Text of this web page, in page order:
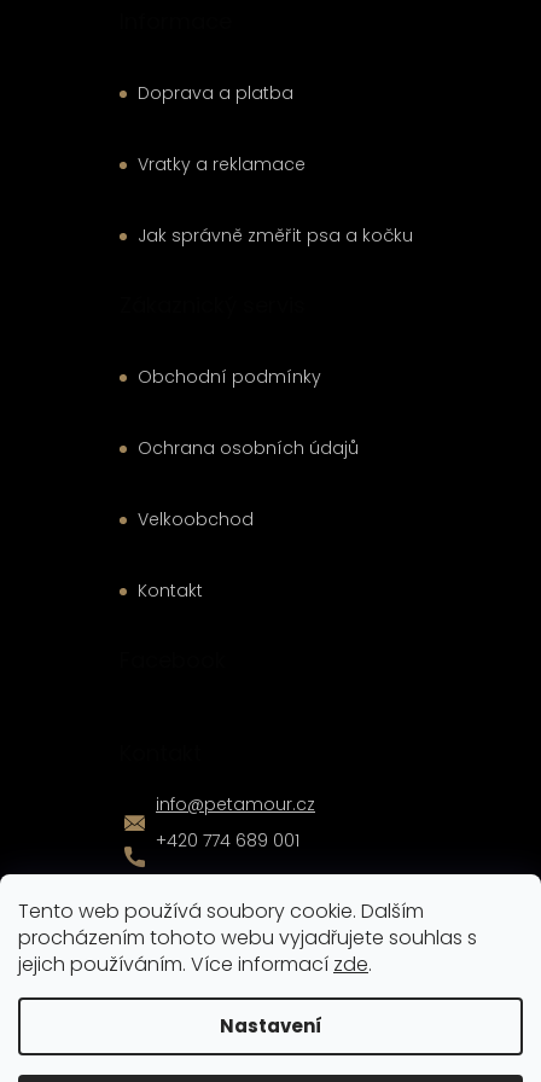
Tento web používá soubory cookie. Dalším
procházením tohoto webu vyjadřujete souhlas s
jejich používáním. Více informací zde.
Nastavení
Doprava a platba
Vratky a reklamace
Jak správně změřit psa a kočku
Obchodní podmínky
Ochrana osobních údajů
Velkoobchod
Kontakt
info@petamour.cz
+420 774 689 001
Nakódoval